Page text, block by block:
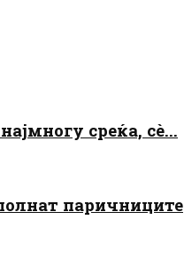
среќа, сè...
паричниците